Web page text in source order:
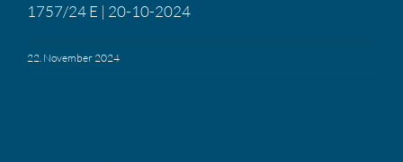
1757/24 E | 20-10-2024
22. November 2024